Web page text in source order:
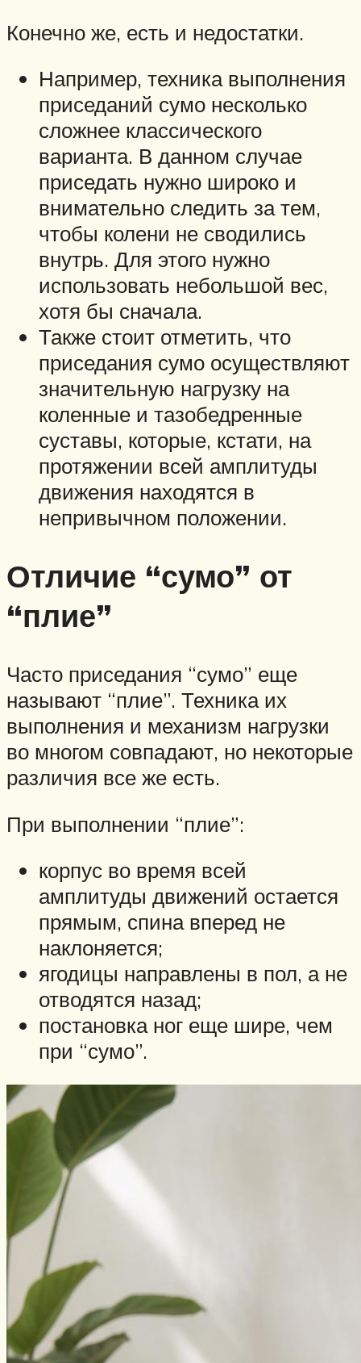
Конечно же, есть и недостатки.
Например, техника выполнения
приседаний сумо несколько
сложнее классического
варианта. В данном случае
приседать нужно широко и
внимательно следить за тем,
чтобы колени не сводились
внутрь. Для этого нужно
использовать небольшой вес,
хотя бы сначала.
Также стоит отметить, что
приседания сумо осуществляют
значительную нагрузку на
коленные и тазобедренные
суставы, которые, кстати, на
протяжении всей амплитуды
движения находятся в
непривычном положении.
Отличие “сумо” от
“плие”
Часто приседания “сумо” еще
называют “плие”. Техника их
выполнения и механизм нагрузки
во многом совпадают, но некоторые
различия все же есть.
При выполнении “плие”:
корпус во время всей
амплитуды движений остается
прямым, спина вперед не
наклоняется;
ягодицы направлены в пол, а не
отводятся назад;
постановка ног еще шире, чем
при “сумо”.